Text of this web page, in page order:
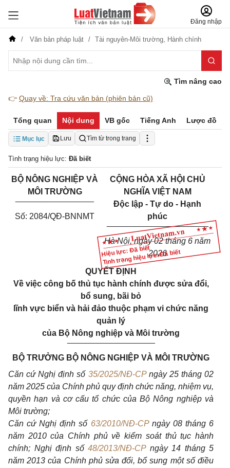
Đăng nhập
Văn bản pháp luật Tài nguyên-Môi trường, Hành chính
Tìm nâng cao
👉 Quay về: Tra cứu văn bản (phiên bản cũ)
Tổng quan Nội dung VB gốc Tiếng Anh Lược đồ
Mục lục Lưu Tìm từ trong trang
Tình trạng hiệu lực: Đã biết
Hiệu lực: Đã biết
Tình trạng hiệu lực: Đã biết
BỘ NÔNG NGHIỆP VÀ
MÔI TRƯỜNG
Số: 2084/QĐ-BNNMT
CỘNG HÒA XÃ HỘI CHỦ
NGHĨA VIỆT NAM
Độc lập - Tự do - Hạnh
phúc
______________________
Hà Nội, ngày 02 tháng 6 năm
2026
QUYẾT ĐỊNH
Về việc công bố thủ tục hành chính được sửa đổi,
bổ sung, bãi bỏ
lĩnh vực biển và hải đảo thuộc phạm vi chức năng
quản lý
của Bộ Nông nghiệp và Môi trường
___________________
BỘ TRƯỞNG BỘ NÔNG NGHIỆP VÀ MÔI TRƯỜNG
Căn cứ Nghị định số 35/2025/NĐ-CPngày 25 tháng 02
năm 2025 của Chính phủ quy định chức năng, nhiệm vụ,
quyền hạn và cơ cấu tổ chức của Bộ Nông nghiệp và
Môi trường;
Căn cứ Nghị định số 63/2010/NĐ-CPngày 08 tháng 6
năm 2010 của Chính phủ về kiểm soát thủ tục hành
chính; Nghị định số 48/2013/NĐ-CPngày 14 tháng 5
năm 2013 của Chính phủ sửa đổi, bổ sung một số điều